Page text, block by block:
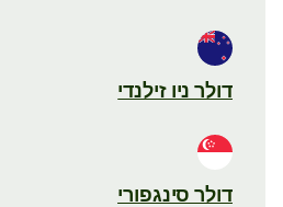
דולר ניו זילנדי
דולר סינגפורי